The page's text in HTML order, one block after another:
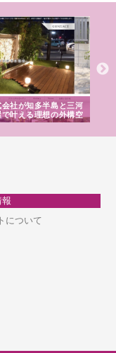
会社が知多半島と三河
で叶える理想の外構空
について